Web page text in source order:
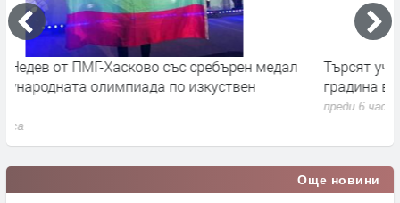
Търсят учители и персонал в училища и детска
градина в Хасково, Димитровград и Любимец
Още новини